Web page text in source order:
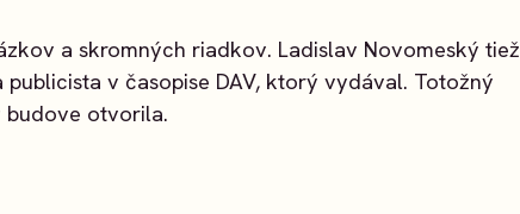
a skromných riadkov. Ladislav Novomeský tiež
v časopise DAV, ktorý vydával. Totožný
budove otvorila.